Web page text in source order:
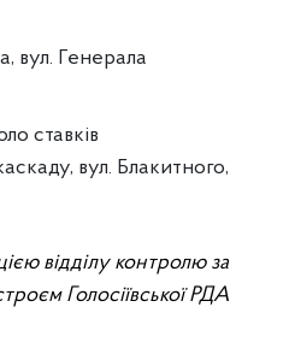
вул. Генерала
ставків
вул. Блакитного,
відділу контролю за
Голосіївської РДА